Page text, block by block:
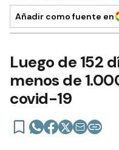
Añadir como fuente en
Luego de 152
menos de
covid-19